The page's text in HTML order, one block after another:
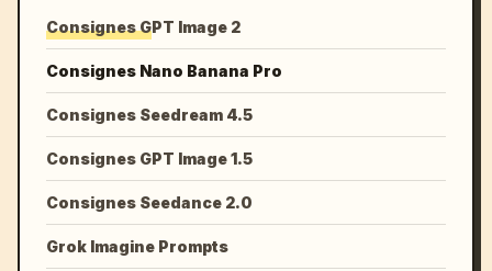
Consignes GPT Image 2
Consignes Nano Banana Pro
Consignes Seedream 4.5
Consignes GPT Image 1.5
Consignes Seedance 2.0
Grok Imagine Prompts